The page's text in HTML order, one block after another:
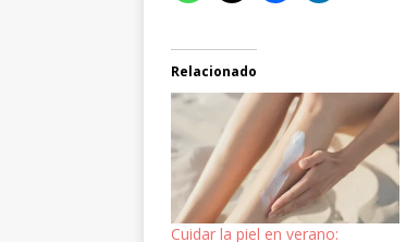
Relacionado
Cuidar la piel en verano: